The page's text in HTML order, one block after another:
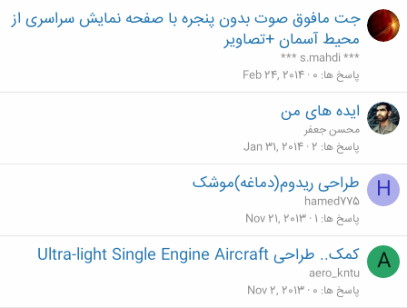
جت مافوق صوت بدون پنجره با صفحه نمایش سراسری از
محیط آسمان +تصاویر
*** s.mahdi ***
پاسخ ها 0
Feb 24, 2014
ایده های من
محسن جعفر
پاسخ ها 2
Jan 31, 2014
H طراحی ریدوم(دماغه)موشک
hamed775
پاسخ ها 1
Nov 21, 2013
A کمک.. طراحی Ultra-light Single Engine Aircraft
aero_kntu
پاسخ ها 0
Nov 2, 2013